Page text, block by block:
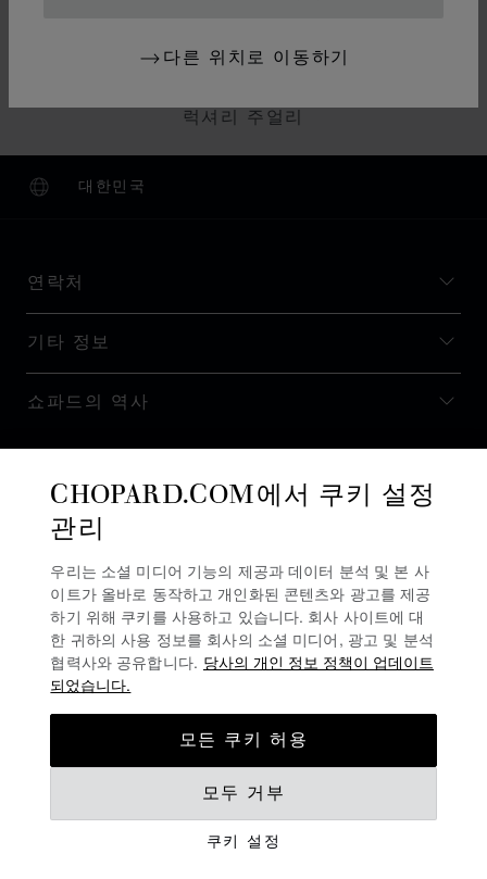
다른 위치로 이동하기
스위스 주얼리
럭셔리 주얼리
대한민국
현지화(국가 변경)
국가 변경
연락처
기타 정보
쇼파드의 역사
뉴스레터 구독
개인정보 보호정책
CHOPARD.COM에서 쿠키 설정
관리
우리는 소셜 미디어 기능의 제공과 데이터 분석 및 본 사
이트가 올바로 동작하고 개인화된 콘텐츠와 광고를 제공
하기 위해 쿠키를 사용하고 있습니다. 회사 사이트에 대
한 귀하의 사용 정보를 회사의 소셜 미디어, 광고 및 분석
협력사와 공유합니다. 당사의 개인 정보 정책이 업데이트
되었습니다.
쿠키 설정
모두 거부
모든 쿠키 허용